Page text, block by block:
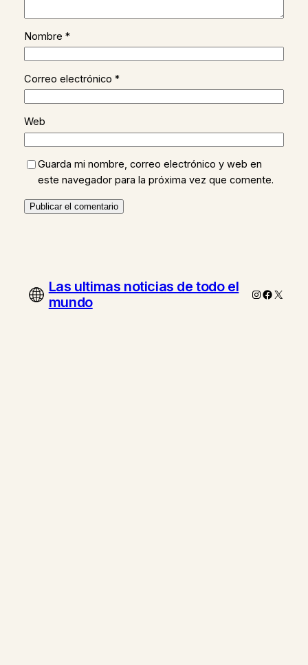
Nombre *
Correo electrónico *
Web
Guarda mi nombre, correo electrónico y web en
este navegador para la próxima vez que comente.
Las ultimas noticias de todo el
mundo
Instagram
X